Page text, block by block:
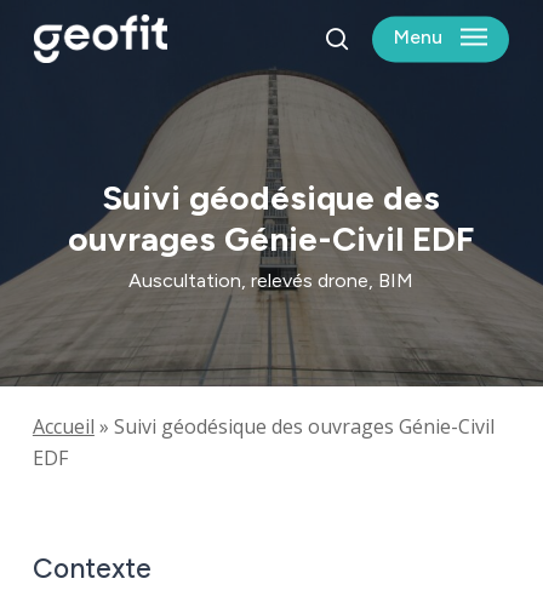
search
Menu
Suivi géodésique des
ouvrages Génie-Civil EDF
Auscultation, relevés drone, BIM
Accueil » Suivi géodésique des ouvrages Génie-Civil
EDF
Contexte